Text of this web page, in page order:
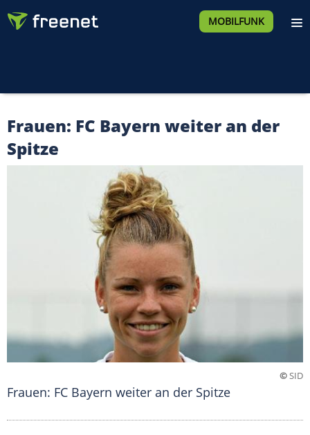
MOBILFUNK
Frauen: FC Bayern weiter an der
Spitze
©SID
Frauen: FC Bayern weiter an der Spitze